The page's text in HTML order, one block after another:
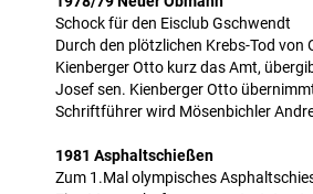
Schock für den Eisclub Gschwendt
Durch den plötzlichen Krebs-Tod
Kienberger Otto kurz das Amt,
Josef sen. Kienberger Otto
Schriftführer wird Mösenbichler
1981 Asphaltschießen
Zum 1.Mal olympisches